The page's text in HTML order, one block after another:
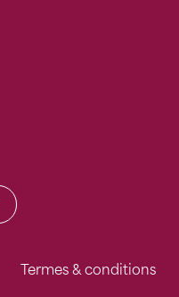
Termes & conditions